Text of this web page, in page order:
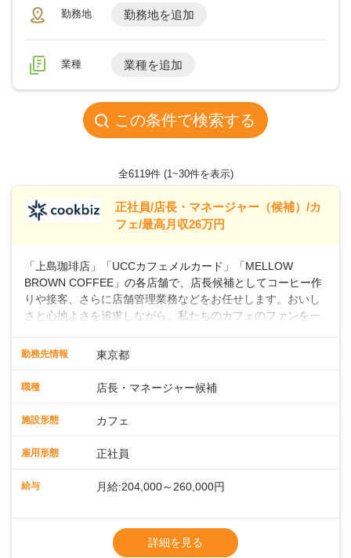
勤務地 勤務地を追加
業種 業種を追加
この条件で検索する
全6119件 (1~30件を表示)
正社員/店長・マネージャー（候補）/カ
フェ/最高月収26万円
「上島珈琲店」「UCCカフェメルカード」「MELLOW
BROWN COFFEE」の各店舗で、店長候補としてコーヒー作
りや接客、さらに店舗管理業務などをお任せします。おいし
さと心地よさを追求しながら、私たちのカフェのファンを一
の抽出や各種ドリンクの作成お客様のご案内、レジ対応軽食
タートも安心 ◎サポート体制充実コーヒーの知識から接客マ
から40代まで幅広い年齢層が活躍しており、チームワークも
るので、スムーズに業務に馴染める環境です。「カフェの接
長として活躍を！接客業務になれたら、売上・シフト・在庫
一切無用♪一つひとつをしっかり伝えていきますので、無理の
ないペースで覚えていきましょう！さらにマネージャーへの
勤務先情報 東京都
職種 店長・マネージャー候補
施設形態 カフェ
雇用形態 正社員
給与 月給:204,000～260,000円
ます・東日本エリア：月給21万4000～27万
詳細を見る